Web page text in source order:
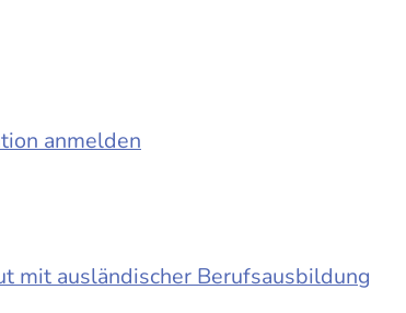
anmelden
mit ausländischer Berufsausbildung